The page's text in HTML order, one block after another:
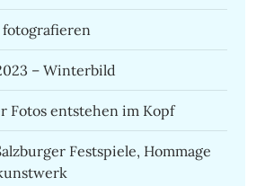
– Winterbild
Fotos entstehen im Kopf
Festspiele, Hommage